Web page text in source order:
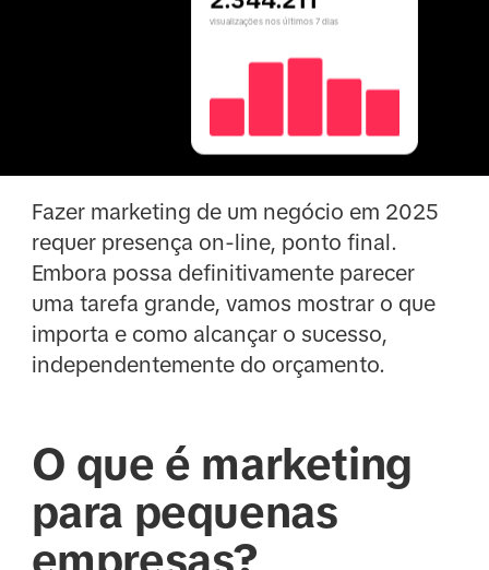
visualizações nos últimos 7 dias
Fazer marketing de um negócio em 2025
requer presença on-line, ponto final.
Embora possa definitivamente parecer
uma tarefa grande, vamos mostrar o que
importa e como alcançar o sucesso,
independentemente do orçamento.
O que é marketing
para pequenas
empresas?